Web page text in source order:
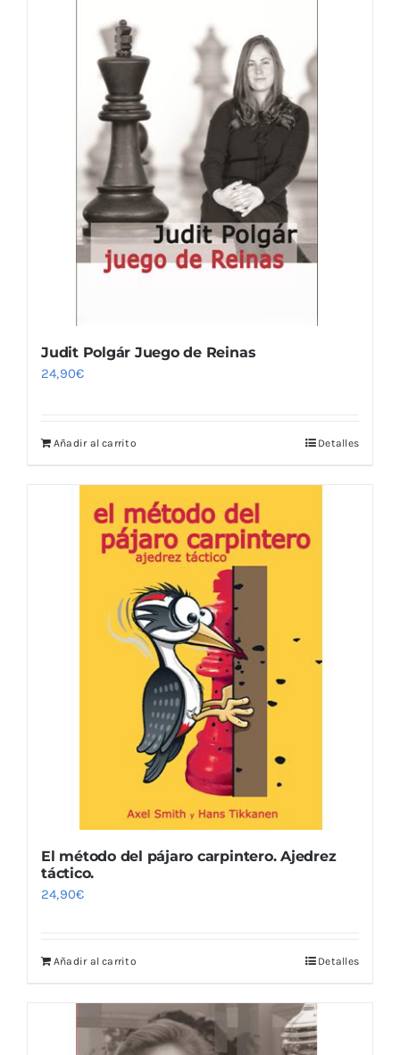
Judit Polgár Juego de Reinas
24,90€
Añadir al carrito Detalles
El método del pájaro carpintero. Ajedrez
táctico.
24,90€
Añadir al carrito Detalles